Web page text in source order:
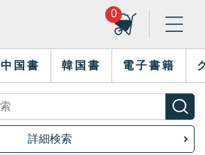
0
中国書 韓国書 電子書籍
詳細検索